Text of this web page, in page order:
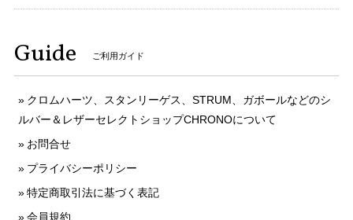
Guide ご利用ガイド
クロムハーツ、スタンリーゲス、STRUM、ガボールなどのシ
ルバー＆レザーセレクトショップCHRONOについて
お問合せ
プライバシーポリシー
特定商取引法に基づく表記
会員規約